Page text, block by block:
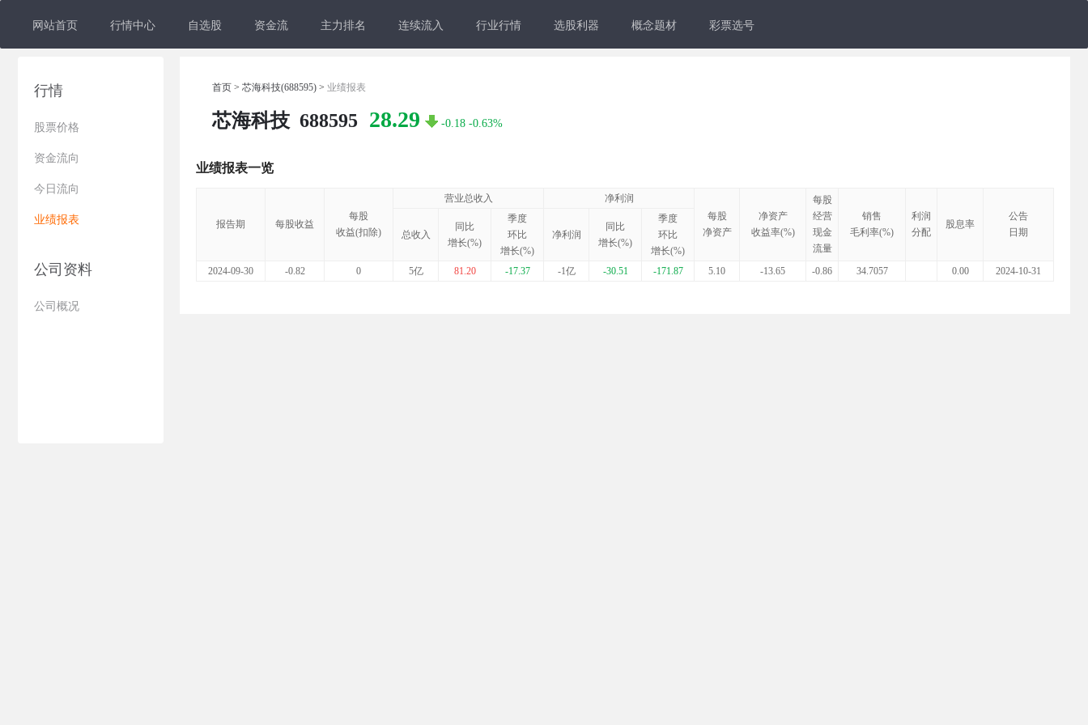
网站首页 行情中心 自选股 资金流 主力排名 连续流入 行业行情 选股利器 概念题材 彩票选号
行情
股票价格
资金流向
今日流向
业绩报表
公司资料
公司概况
首页 > 芯海科技(688595) > 业绩报表
芯海科技 688595 28.29 -0.18 -0.63%
业绩报表一览
报告期 每股收益
每股
收益(扣除)
营业总收入
净利润
每股
净资产
净资产
收益率(%)
每股
经营
现金
流量
销售
毛利率(%)
利润
分配
股息率
公告
日期
总收入
同比
增长(%)
季度
环比
增长(%)
净利润
同比
增长(%)
季度
环比
增长(%)
2024-09-30
-0.82 0 5亿 81.20 -17.37 -1亿 -30.51 -171.87 5.10 -13.65 -0.86 34.7057 0.00 2024-10-31